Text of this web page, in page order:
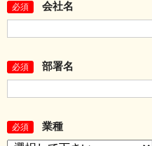
必須 会社名
必須 部署名
必須 業種